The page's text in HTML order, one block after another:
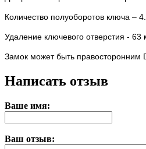
Количество полуоборотов ключа –
Удаление ключевого отверстия - 63
Замок может быть правосторонним
Написать отзыв
Ваше имя:
Ваш отзыв: